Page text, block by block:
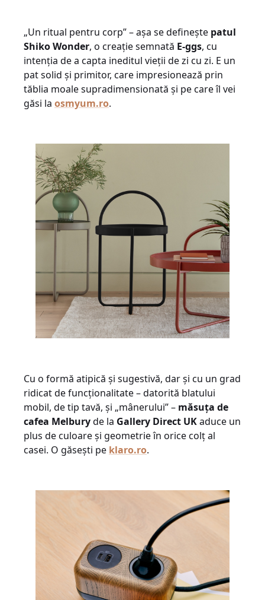
„Un ritual pentru corp” – așa se definește patul
Shiko Wonder, o creație semnată E-ggs, cu
intenția de a capta ineditul vieții de zi cu zi. E un
pat solid și primitor, care impresionează prin
tăblia moale supradimensionată și pe care îl vei
găsi la osmyum.ro.
Cu o formă atipică și sugestivă, dar și cu un grad
ridicat de funcționalitate – datorită blatului
mobil, de tip tavă, și „mânerului” – măsuța de
cafea Melburyde la Gallery Direct UKaduce un
plus de culoare și geometrie în orice colț al
casei. O găsești pe klaro.ro.